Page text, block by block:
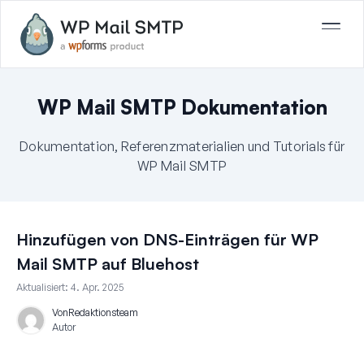
WP Mail SMTP Dokumentation
Dokumentation, Referenzmaterialien und Tutorials für
WP Mail SMTP
Hinzufügen von DNS-Einträgen für WP
Mail SMTP auf Bluehost
Aktualisiert: 4. Apr. 2025
VonRedaktionsteam
Autor